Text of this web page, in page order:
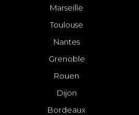
Marseille
Toulouse
Nantes
Grenoble
Rouen
Dijon
Bordeaux